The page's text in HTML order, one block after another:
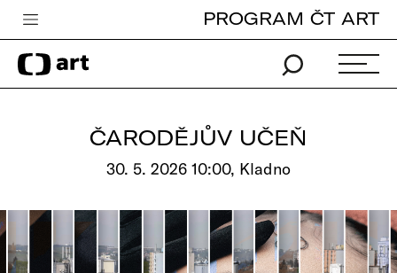
Česká televize
Zpravodajství
Pro děti
edu
PROGRAM ČT ART
ČARODĚJŮV UČEŇ
30. 5. 2026 10:00, Kladno